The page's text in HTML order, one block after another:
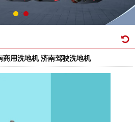
商用洗地机 济南驾驶洗地机